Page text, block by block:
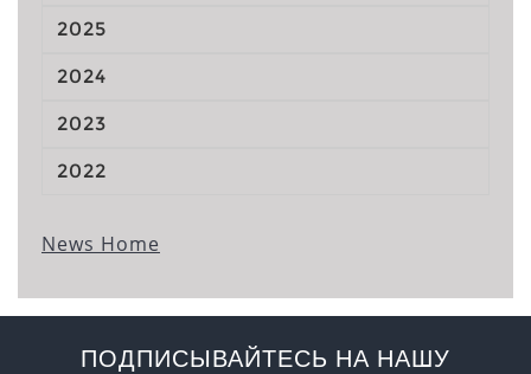
2025
2024
2023
2022
News Home
ПОДПИСЫВАЙТЕСЬ НА НАШУ